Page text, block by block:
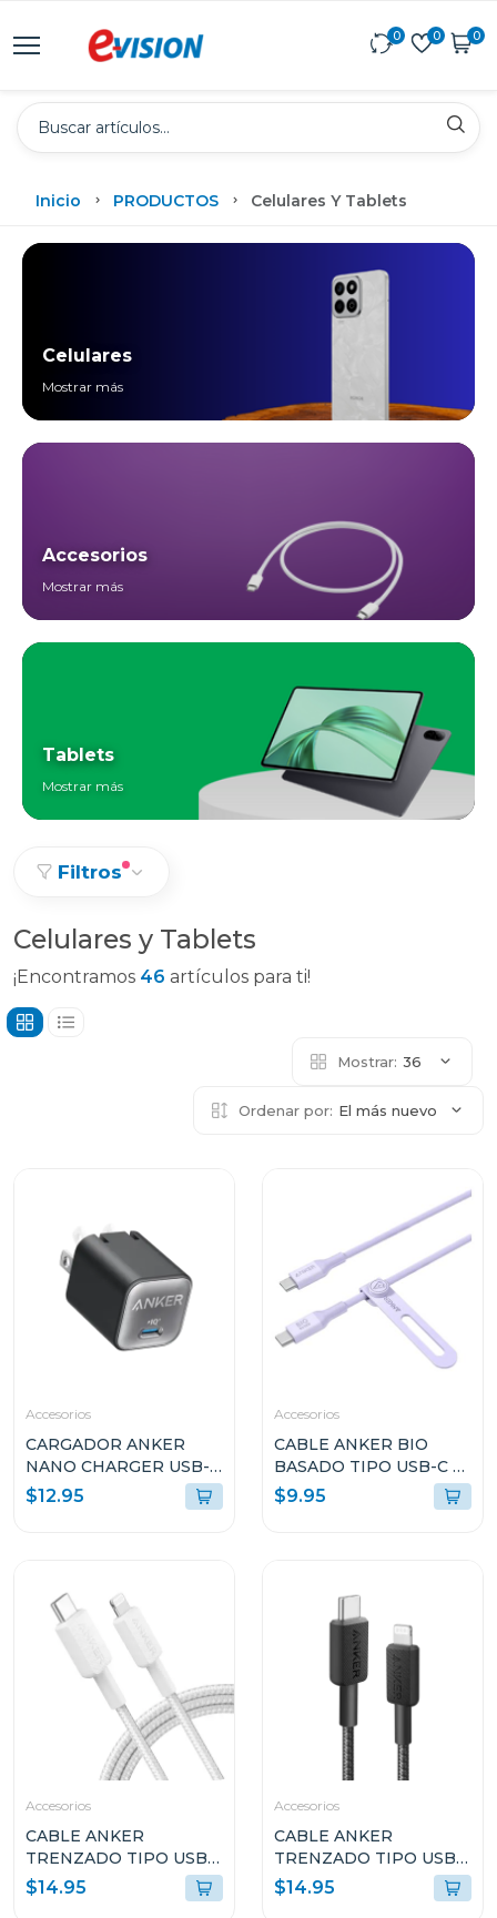
0 0 0
Inicio PRODUCTOS Celulares Y Tablets
Celulares
Mostrar más
Accesorios
Mostrar más
Tablets
Mostrar más
Filtros
Celulares y Tablets
¡Encontramos 46 artículos para ti!
Mostrar: 36
Ordenar por: El más nuevo
Accesorios
CARGADOR ANKER
NANO CHARGER USB-C
30W NEGRO A2147J11
$12.95
Accesorios
CABLE ANKER BIO
BASADO TIPO USB-C A
USB-C 3FT DE CARGA
RÁPIDA VIOLETA
$9.95
Accesorios
CABLE ANKER
TRENZADO TIPO USB-
C A LIGHTNING 6FT DE
CARGA RÁPIDA
$14.95
Accesorios
CABLE ANKER
TRENZADO TIPO USB-
C A LIGHTNING 6FT DE
CARGA RÁPIDA NEGRO
$14.95